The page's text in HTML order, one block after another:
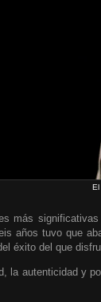
El
más
años tuvo que
éxito del que
la autenticidad y